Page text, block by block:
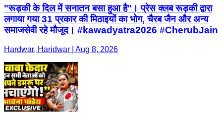
"रूड़की के दिल में सनातन बसा हुआ है"। प्रेस क्लब रूड़की द्वारा
लगाया गया 31 प्रकार की मिठाइयों का भोग, चैरब जैन और अन्य
समाजसेवी रहे मौजूद। #kawadyatra2026 #CherubJain
Hardwar, Haridwar | Aug 8, 2026